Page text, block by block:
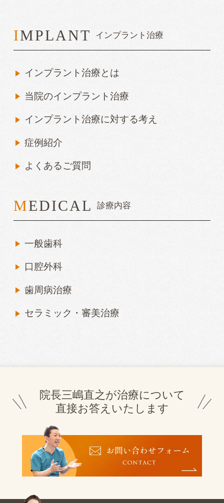
IMPLANT インプラント治療
インプラント治療とは
当院のインプラント治療
インプラント治療に対する考え
症例紹介
よくあるご質問
MEDICAL 診療内容
一般歯科
口腔外科
歯周病治療
セラミック・審美治療
院長三嶋直之が治療について
直接お答えいたします